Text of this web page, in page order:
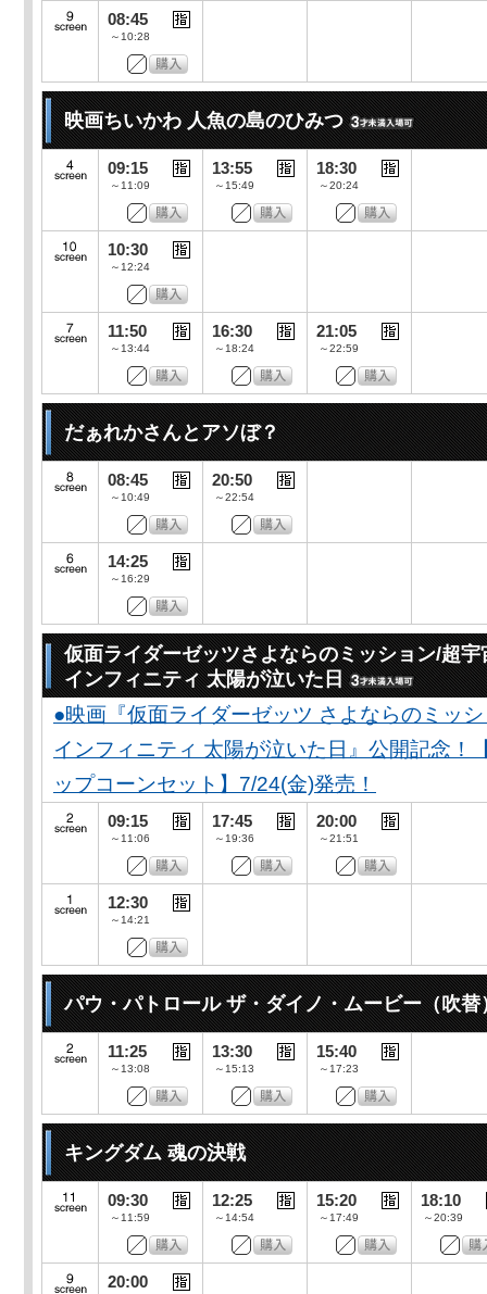
08:45
～10:28
映画ちいかわ 人魚の島のひみつ
09:15
～11:09
13:55
～15:49
18:30
～20:24
10:30
～12:24
11:50
～13:44
16:30
～18:24
21:05
～22:59
だぁれかさんとアソぼ？
08:45
～10:49
20:50
～22:54
14:25
～16:29
仮面ライダーゼッツさよならのミッション/超
インフィニティ 太陽が泣いた日
●映画『仮面ライダーゼッツ さよならのミッ
インフィニティ 太陽が泣いた日』公開記念！
ップコーンセット】7/24(金)発売！
09:15
～11:06
17:45
～19:36
20:00
～21:51
12:30
～14:21
パウ・パトロール ザ・ダイノ・ムービー（吹替
11:25
～13:08
13:30
～15:13
15:40
～17:23
キングダム 魂の決戦
09:30
～11:59
12:25
～14:54
15:20
～17:49
18:10
～20:39
20:00